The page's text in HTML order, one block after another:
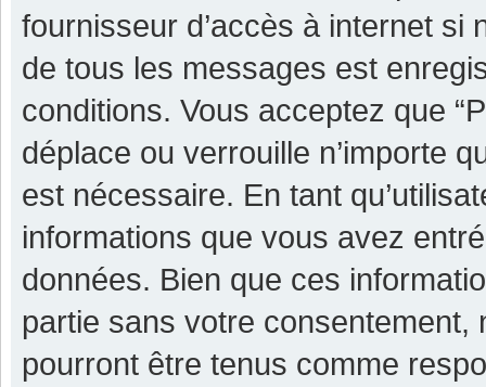
fournisseur d’accès à internet si
de tous les messages est
conditions. Vous acceptez que
déplace ou verrouille n’importe
est nécessaire. En tant
informations que vous avez
données. Bien que ces
partie sans votre consentement,
pourront être tenus comme